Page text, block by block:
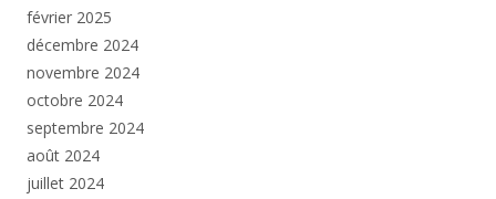
février 2025
décembre 2024
novembre 2024
octobre 2024
septembre 2024
août 2024
juillet 2024